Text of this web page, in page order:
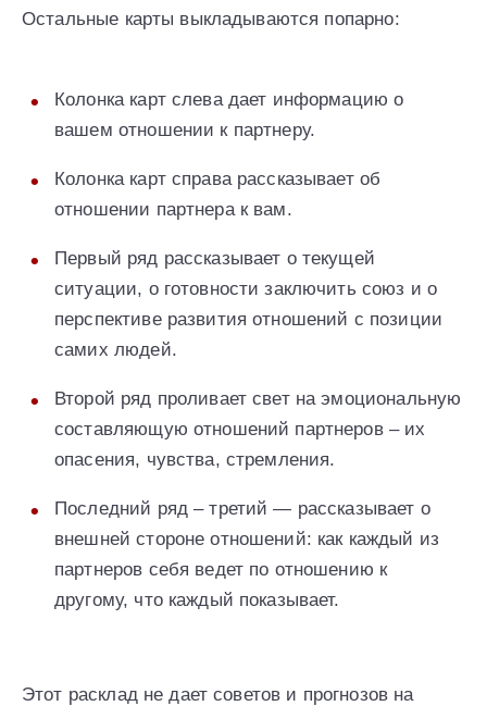
Остальные карты выкладываются попарно:
Колонка карт слева дает информацию о
вашем отношении к партнеру.
Колонка карт справа рассказывает об
отношении партнера к вам.
Первый ряд рассказывает о текущей
ситуации, о готовности заключить союз и о
перспективе развития отношений с позиции
самих людей.
Второй ряд проливает свет на эмоциональную
составляющую отношений партнеров – их
опасения, чувства, стремления.
Последний ряд – третий — рассказывает о
внешней стороне отношений: как каждый из
партнеров себя ведет по отношению к
другому, что каждый показывает.
Этот расклад не дает советов и прогнозов на